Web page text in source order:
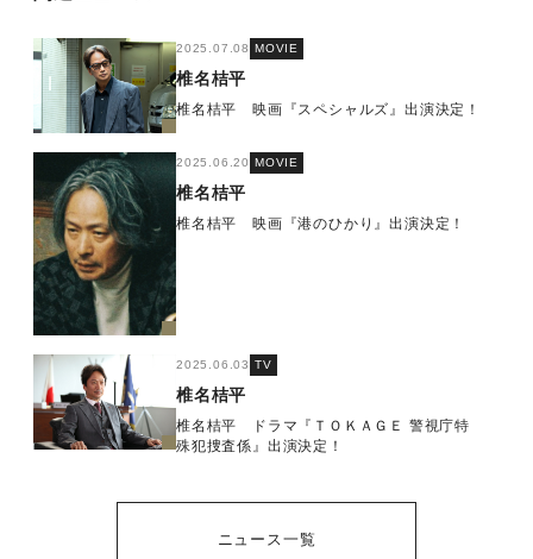
2025.07.08 MOVIE
椎名桔平
椎名桔平 映画『スペシャルズ』出演決定！
2025.06.20 MOVIE
椎名桔平
椎名桔平 映画『港のひかり』出演決定！
2025.06.03 TV
椎名桔平
椎名桔平 ドラマ『ＴＯＫＡＧＥ 警視庁特
殊犯捜査係』出演決定！
ニュース一覧